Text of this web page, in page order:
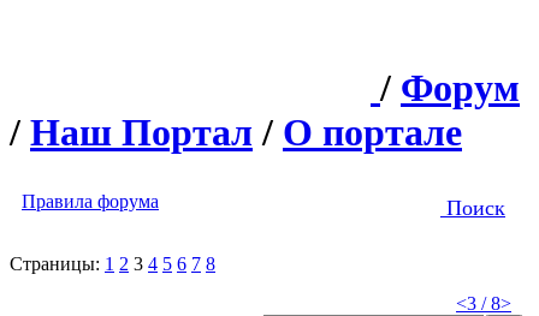
/ Форум
/ Наш Портал / О портале
Правила форума Поиск
Страницы: 1 2 3 4 5 6 7 8
<3 / 8>